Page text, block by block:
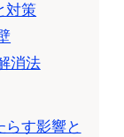
対策
消法
らす影響と